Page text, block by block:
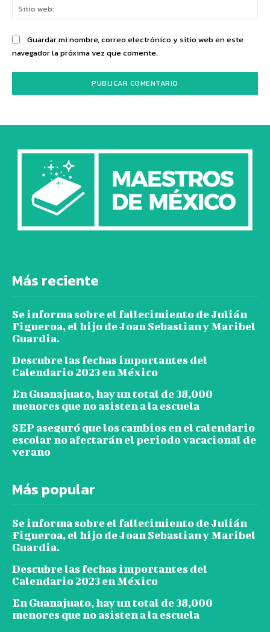
Guardar mi nombre, correo electrónico y sitio web en este
navegador la próxima vez que comente.
Más reciente
Se informa sobre el fallecimiento de Julián
Figueroa, el hijo de Joan Sebastian y Maribel
Guardia.
Descubre las fechas importantes del
Calendario 2023 en México
En Guanajuato, hay un total de 38,000
menores que no asisten a la escuela
SEP aseguró que los cambios en el calendario
escolar no afectarán el periodo vacacional de
verano
Más popular
Se informa sobre el fallecimiento de Julián
Figueroa, el hijo de Joan Sebastian y Maribel
Guardia.
Descubre las fechas importantes del
Calendario 2023 en México
En Guanajuato, hay un total de 38,000
menores que no asisten a la escuela